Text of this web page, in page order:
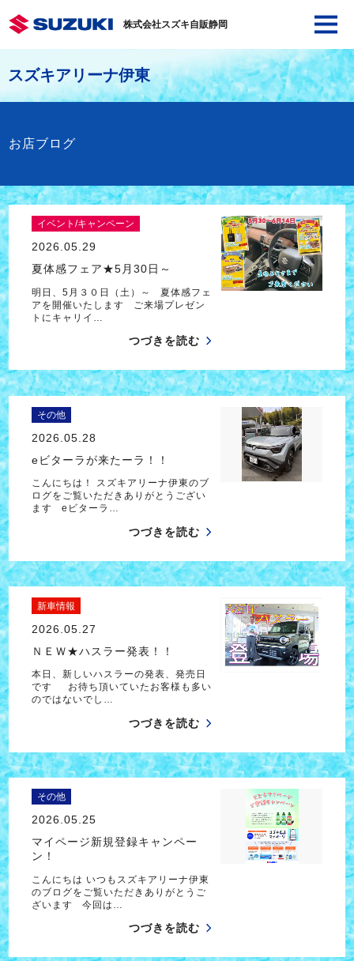
株式会社スズキ自販静岡
スズキアリーナ伊東
お店ブログ
イベント/キャンペーン
2026.05.29
夏体感フェア★5月30日～
明日、5月３０日（土）～ 夏体感フェ
アを開催いたします ご来場プレゼン
トにキャリイ…
つづきを読む
その他
2026.05.28
eビターラが来たーラ！！
こんにちは！ スズキアリーナ伊東のブ
ログをご覧いただきありがとうござい
ます eビターラ…
つづきを読む
新車情報
2026.05.27
ＮＥＷ★ハスラー発表！！
本日、新しいハスラーの発表、発売日
です お待ち頂いていたお客様も多い
のではないでし…
つづきを読む
その他
2026.05.25
マイページ新規登録キャンペー
ン！
こんにちは いつもスズキアリーナ伊東
のブログをご覧いただきありがとうご
ざいます 今回は…
つづきを読む